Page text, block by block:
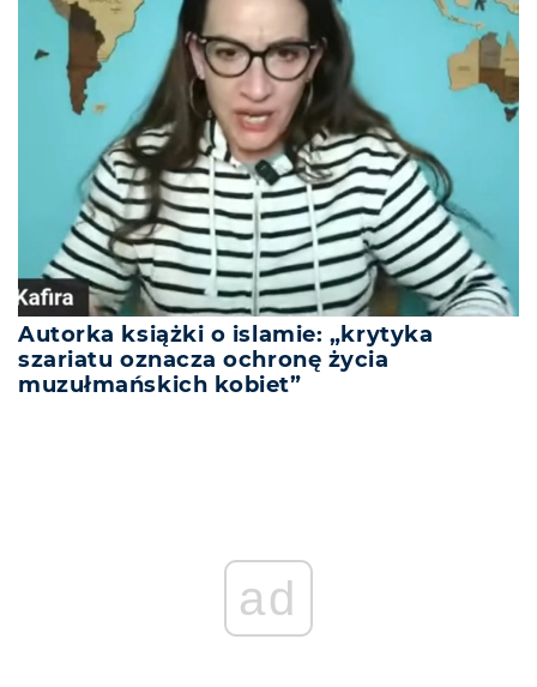
Autorka książki o islamie: „krytyka
szariatu oznacza ochronę życia
muzułmańskich kobiet”
ad